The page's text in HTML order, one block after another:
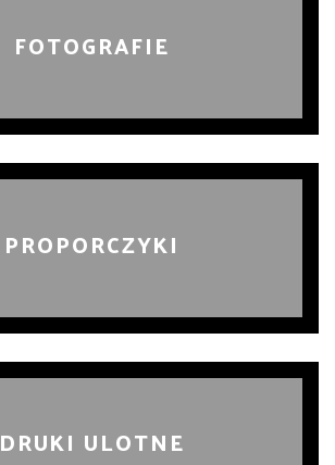
FOTOGRAFIE
PROPORCZYKI
DRUKI ULOTNE